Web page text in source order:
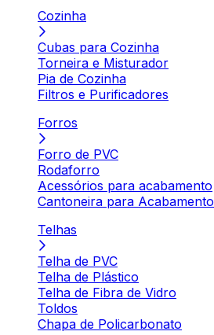
Cozinha
Cubas para Cozinha
Torneira e Misturador
Pia de Cozinha
Filtros e Purificadores
Forros
Forro de PVC
Rodaforro
Acessórios para acabamento
Cantoneira para Acabamento
Telhas
Telha de PVC
Telha de Plástico
Telha de Fibra de Vidro
Toldos
Chapa de Policarbonato